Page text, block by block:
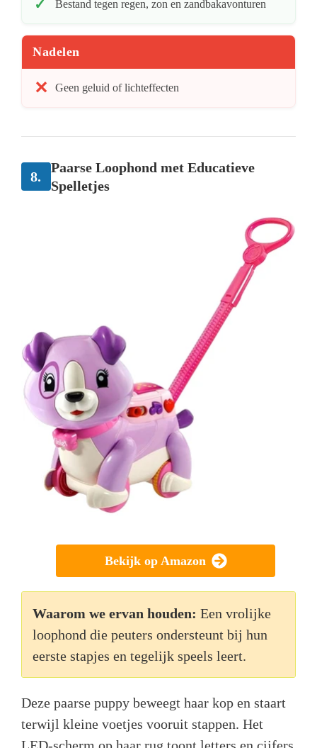
Bestand tegen regen, zon en zandbakavonturen
Nadelen
Geen geluid of lichteffecten
8.
Paarse Loophond met Educatieve
Spelletjes
Bekijk op Amazon
Waarom we ervan houden: Een vrolijke
loophond die peuters ondersteunt bij hun
eerste stapjes en tegelijk speels leert.
Deze paarse puppy beweegt haar kop en staart
terwijl kleine voetjes vooruit stappen. Het